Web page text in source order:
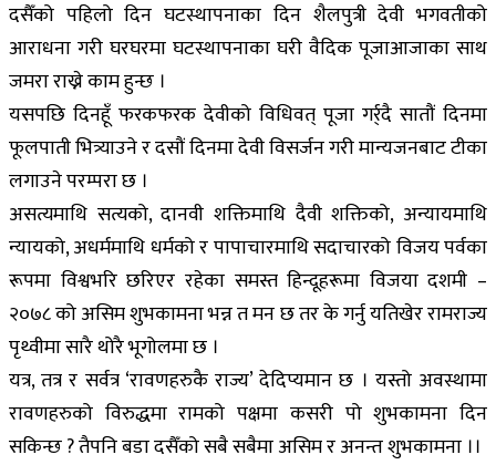
दसैँको पहिलो दिन घटस्थापनाका दिन शैलपुत्री देवी भगवतीको
आराधना गरी घरघरमा घटस्थापनाका घरी वैदिक पूजाआजाका साथ
जमरा राख्ने काम हुन्छ ।
यसपछि दिनहूँ फरकफरक देवीको विधिवत् पूजा गर्र्दै सातौं दिनमा
फूलपाती भित्र्याउने र दसौं दिनमा देवी विसर्जन गरी मान्यजनबाट टीका
लगाउने परम्परा छ ।
असत्यमाथि सत्यको, दानवी शक्तिमाथि दैवी शक्तिको, अन्यायमाथि
न्यायको, अधर्ममाथि धर्मको र पापाचारमाथि सदाचारको विजय पर्वका
रूपमा विश्वभरि छरिएर रहेका समस्त हिन्दूहरूमा विजया दशमी –
२०७८ को असिम शुभकामना भन्न त मन छ तर के गर्नु यतिखेर रामराज्य
पृथ्वीमा सारै थोरै भूगोलमा छ ।
यत्र, तत्र र सर्वत्र ‘रावणहरुकै राज्य’ देदिप्यमान छ । यस्तो अवस्थामा
रावणहरुको विरुद्धमा रामको पक्षमा कसरी पो शुभकामना दिन
सकिन्छ ? तैपनि बडा दसैँको सबै सबैमा असिम र अनन्त शुभकामना ।।